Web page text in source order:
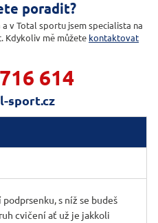
poradit?
a v Total sportu jsem specialista na
Kdykoliv mě můžete kontaktovat
614
sport.cz
s níž se budeš
cvičení ať už je jakkoli